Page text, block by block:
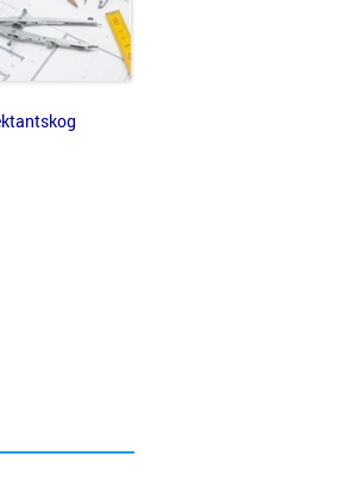
broj
tehničkim